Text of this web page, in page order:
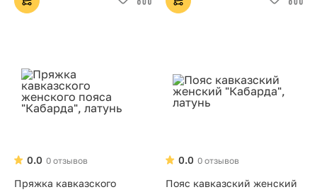
0 отзывов
0.0
Пряжка кавказского
0 отзывов
0.0
Пояс кавказский женский